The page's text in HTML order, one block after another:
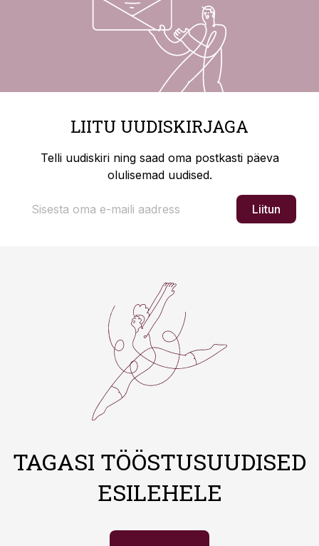
LIITU UUDISKIRJAGA
Telli uudiskiri ning saad oma postkasti päeva
olulisemad uudised.
Liitun
TAGASI TÖÖSTUSUUDISED
ESILEHELE